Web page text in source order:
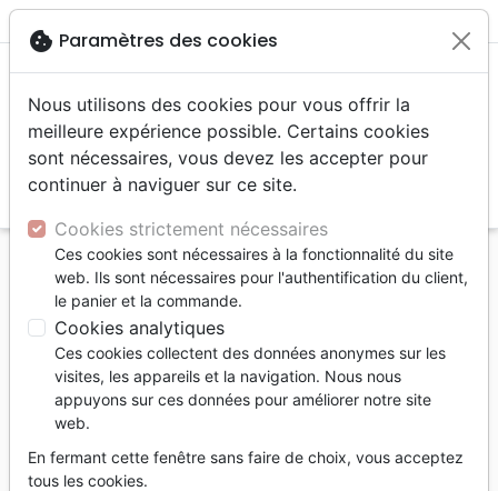
menu
Accueil Livres
Témoignages, biographies
Chrétiens en danger de mort - Quand la foi coûte
Chrétiens en danger de mort
Quand la foi coûte
Auteur :Tom Doyle-Greg Webster
Référence OUR1043
9782940335435
EditeurOurania
cookie Paramètres des cookies
Nous utilisons des cookies pour vous offrir la
meilleure expérience possible. Certains cookies
sont nécessaires, vous devez les accepter pour
continuer à naviguer sur ce site.
Cookies strictement nécessaires
Ces cookies sont nécessaires à la fonctionnalité du site
web. Ils sont nécessaires pour l'authentification du client,
le panier et la commande.
Cookies analytiques
Ces cookies collectent des données anonymes sur les
visites, les appareils et la navigation. Nous nous
appuyons sur ces données pour améliorer notre site
web.
En fermant cette fenêtre sans faire de choix, vous acceptez
tous les cookies.